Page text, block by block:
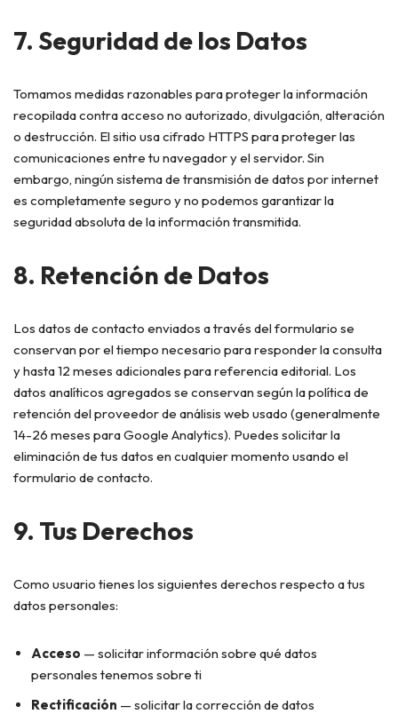
7. Seguridad de los Datos
Tomamos medidas razonables para proteger la información
recopilada contra acceso no autorizado, divulgación, alteración
o destrucción. El sitio usa cifrado HTTPS para proteger las
comunicaciones entre tu navegador y el servidor. Sin
embargo, ningún sistema de transmisión de datos por internet
es completamente seguro y no podemos garantizar la
seguridad absoluta de la información transmitida.
8. Retención de Datos
Los datos de contacto enviados a través del formulario se
conservan por el tiempo necesario para responder la consulta
y hasta 12 meses adicionales para referencia editorial. Los
datos analíticos agregados se conservan según la política de
retención del proveedor de análisis web usado (generalmente
14-26 meses para Google Analytics). Puedes solicitar la
eliminación de tus datos en cualquier momento usando el
formulario de contacto.
9. Tus Derechos
Como usuario tienes los siguientes derechos respecto a tus
datos personales:
Acceso — solicitar información sobre qué datos
personales tenemos sobre ti
Rectificación — solicitar la corrección de datos